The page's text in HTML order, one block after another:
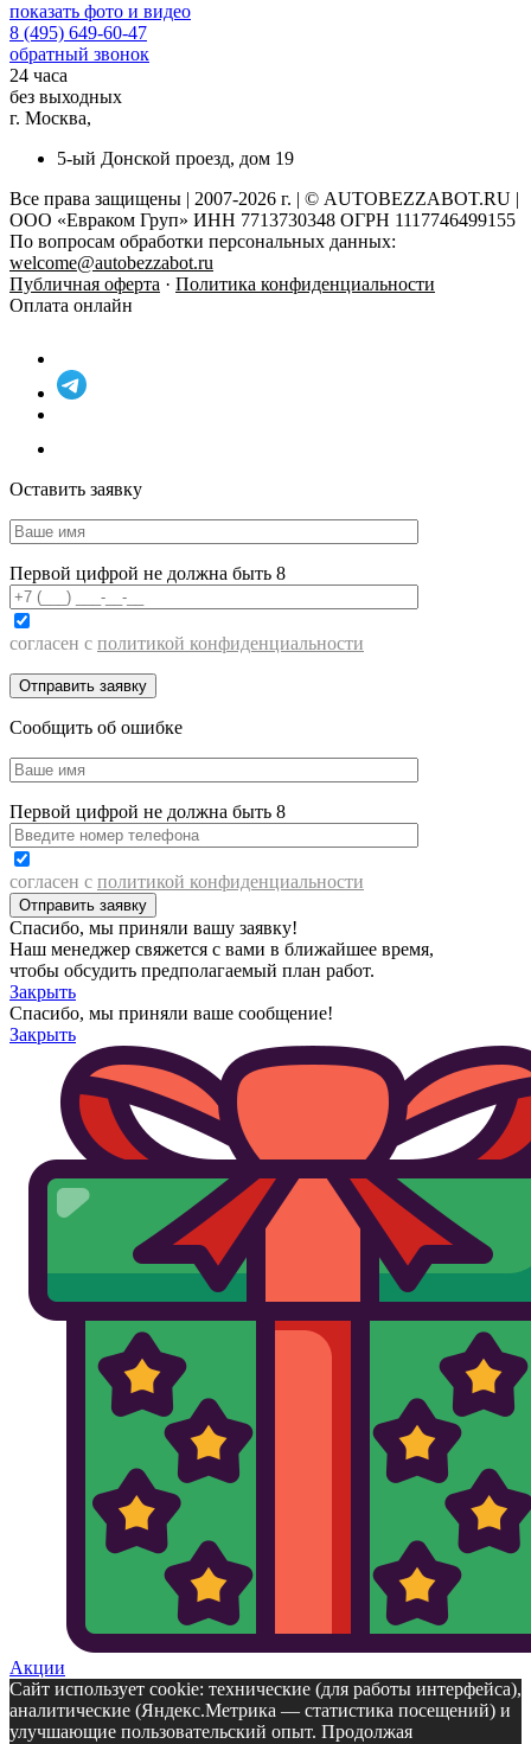
показать фото и видео
8 (495) 649-60-47
обратный звонок
24 часа
без выходных
г. Москва,
5-ый Донской проезд, дом 19
Все права защищены | 2007-2026 г. | © AUTOBEZZABOT.RU |
ООО «Евраком Груп» ИНН 7713730348 ОГРН 1117746499155
По вопросам обработки персональных данных:
welcome@autobezzabot.ru
Публичная оферта · Политика конфиденциальности
Оплата онлайн
Оставить заявку
Первой цифрой не должна быть 8
согласен с политикой конфиденциальности
Сообщить об ошибке
Первой цифрой не должна быть 8
согласен с политикой конфиденциальности
Спасибо, мы приняли вашу заявку!
Наш менеджер свяжется с вами в ближайшее время,
чтобы обсудить предполагаемый план работ.
Закрыть
Спасибо, мы приняли ваше сообщение!
Закрыть
Акции
Сайт использует cookie: технические (для работы интерфейса),
аналитические (Яндекс.Метрика — статистика посещений) и
улучшающие пользовательский опыт. Продолжая